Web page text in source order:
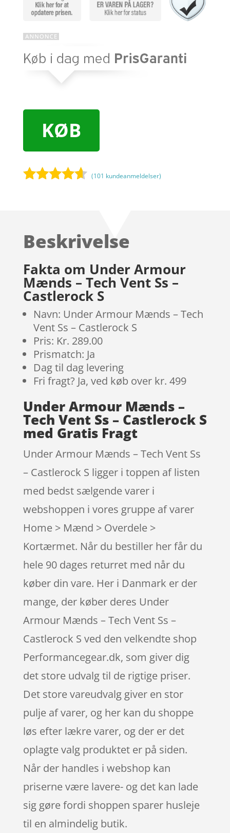
KØB
på
mmelser
(101 kundeanmeldelser)
Beskrivelse
Fakta om Under Armour
Mænds – Tech Vent Ss –
Castlerock S
Navn: Under Armour Mænds – Tech
Vent Ss – Castlerock S
Pris: Kr. 289.00
Prismatch: Ja
Dag til dag levering
Fri fragt? Ja, ved køb over kr. 499
Under Armour Mænds –
Tech Vent Ss – Castlerock S
med Gratis Fragt
Under Armour Mænds – Tech Vent Ss
– Castlerock S ligger i toppen af listen
med bedst sælgende varer i
webshoppen i vores gruppe af varer
Home > Mænd > Overdele >
Kortærmet. Når du bestiller her får du
hele 90 dages returret med når du
køber din vare. Her i Danmark er der
mange, der køber deres Under
Armour Mænds – Tech Vent Ss –
Castlerock S ved den velkendte shop
Performancegear.dk, som giver dig
det store udvalg til de rigtige priser.
Det store vareudvalg giver en stor
pulje af varer, og her kan du shoppe
løs efter lækre varer, og der er det
oplagte valg produktet er på siden.
Når der handles i webshop kan
priserne være lavere- og det kan lade
sig gøre fordi shoppen sparer husleje
til en almindelig butik.